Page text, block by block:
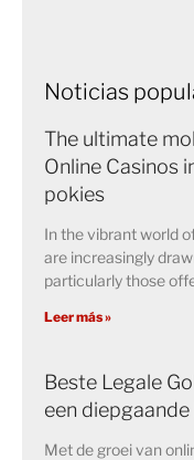
Noticias
The ultimate
Online Casinos
pokies
In the vibrant world
are increasingly
particularly those
Leer más »
Beste Legale
een
Met de groei van